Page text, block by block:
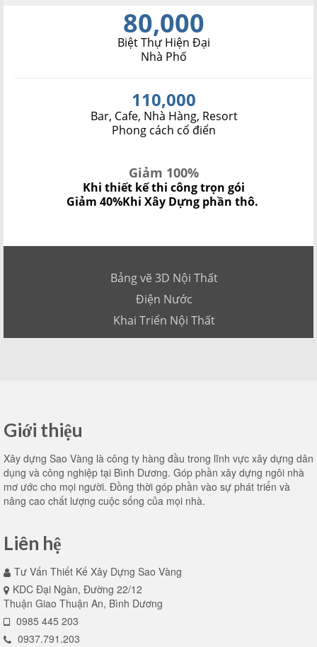
80,000
Biệt Thự Hiện Đại
Nhà Phố
110,000
Bar, Cafe, Nhà Hàng, Resort
Phong cách cổ điển
Giảm 100%
Khi thiết kế thi công trọn gói
Giảm 40%Khi Xây Dựng phần thô.
Bảng vẽ 3D Nội Thất
Điện Nước
Khai Triển Nội Thất
Giới thiệu
Xây dựng Sao Vàng là công ty hàng đầu trong lĩnh vực xây dựng dân
dụng và công nghiệp tại Bình Dương. Góp phần xây dựng ngôi nhà
mơ ước cho mọi người. Đồng thời góp phần vào sự phát triển và
nâng cao chất lượng cuộc sống của mọi nhà.
Liên hệ
Tư Vấn Thiết Kế Xây Dựng Sao Vàng
KDC Đại Ngàn, Đường 22/12
Thuận Giao Thuận An, Bình Dương
0985 445 203
0937.791.203